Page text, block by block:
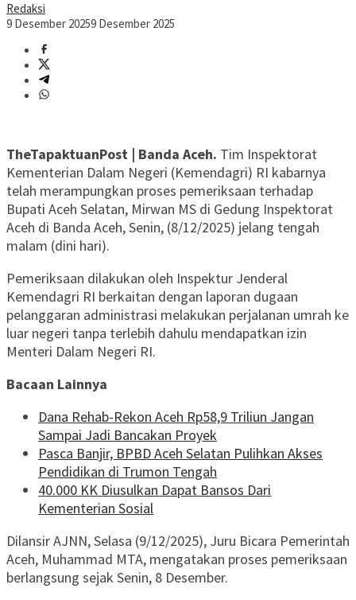
Redaksi
9 Desember 20259 Desember 2025
TheTapaktuanPost | Banda Aceh. Tim Inspektorat
Kementerian Dalam Negeri (Kemendagri) RI kabarnya
telah merampungkan proses pemeriksaan terhadap
Bupati Aceh Selatan, Mirwan MS di Gedung Inspektorat
Aceh di Banda Aceh, Senin, (8/12/2025) jelang tengah
malam (dini hari).
Pemeriksaan dilakukan oleh Inspektur Jenderal
Kemendagri RI berkaitan dengan laporan dugaan
pelanggaran administrasi melakukan perjalanan umrah ke
luar negeri tanpa terlebih dahulu mendapatkan izin
Menteri Dalam Negeri RI.
Bacaan Lainnya
Dana Rehab-Rekon Aceh Rp58,9 Triliun Jangan
Sampai Jadi Bancakan Proyek
Pasca Banjir, BPBD Aceh Selatan Pulihkan Akses
Pendidikan di Trumon Tengah
40.000 KK Diusulkan Dapat Bansos Dari
Kementerian Sosial
Dilansir AJNN, Selasa (9/12/2025), Juru Bicara Pemerintah
Aceh, Muhammad MTA, mengatakan proses pemeriksaan
berlangsung sejak Senin, 8 Desember.